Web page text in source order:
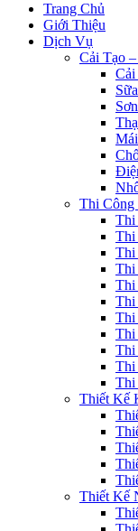
Trang Chủ
Giới Thiệu
Dịch Vụ
Cải Tạo
Cải
Thi Công
Thi
Thi
Thi
Thi
Thi
Thi
Thi
Thi
Thi
Thi
Thi
Thiết Kế
Thiết Kế